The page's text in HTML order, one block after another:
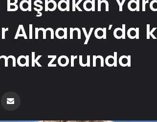
Almanya’da
zorunda